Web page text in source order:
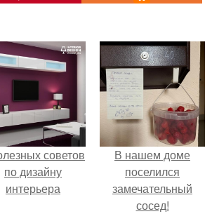
советов
по дизайну
интерьера
В нашем доме
поселился
замечательный
сосед!